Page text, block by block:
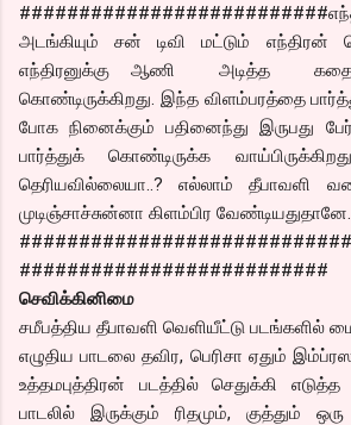
அடங்கியும் சன் டிவி மட்டும்
எந்திரனுக்கு ஆணி அடித்த
கொண்டிருக்கிறது. இந்த விளம்பரத்தை
போக நினைக்கும் பதினைந்து இருபது
பார்த்துக் கொண்டிருக்க
தெரியவில்லையா..? எல்லாம் தீபாவளி
முடிஞ்சாச்சுன்னா கிளம்பிர
##########################
செவிக்கினிமை
சமீபத்திய தீபாவளி வெளியீட்டு படங்களில்
எழுதிய பாடலை தவிர, பெரிசா ஏதும்
உத்தமபுத்திரன் படத்தில் செதுக்கி
பாடலில் இருக்கும் ரிதமும், குத்தும்